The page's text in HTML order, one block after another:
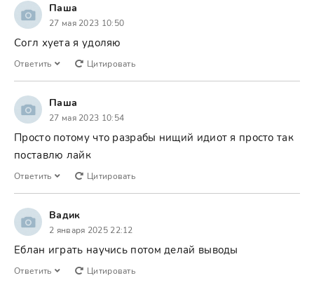
Паша
27 мая 2023 10:50
Согл хуета я удоляю
Ответить Цитировать
Паша
27 мая 2023 10:54
Просто потому что разрабы нищий идиот я просто так
поставлю лайк
Ответить Цитировать
Вадик
2 января 2025 22:12
Еблан играть научись потом делай выводы
Ответить Цитировать